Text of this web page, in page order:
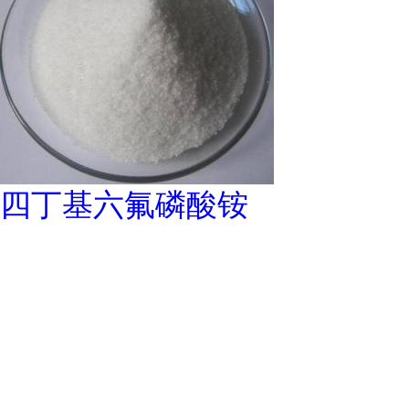
四丁基六氟磷酸铵